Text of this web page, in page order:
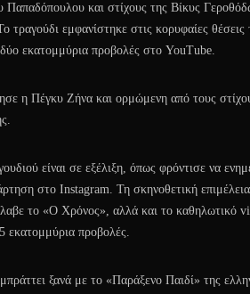
και στίχους της Βίκυς
τραγούδι εμφανίστηκε στις κορυφαίες θέσεις
εκατομμύρια προβολές στο YouTube.
η Πέγκυ Zήνα και ορμώμενη από τους
είναι σε εξέλιξη, όπως φρόντισε να
στο Instagram. Τη σκηνοθετική επιμέλεια
το «Ο Χρόνος», αλλά και το καθηλωτικό
εκατομμύρια προβολές.
ξανά με το «Παράξενο Παιδί» της